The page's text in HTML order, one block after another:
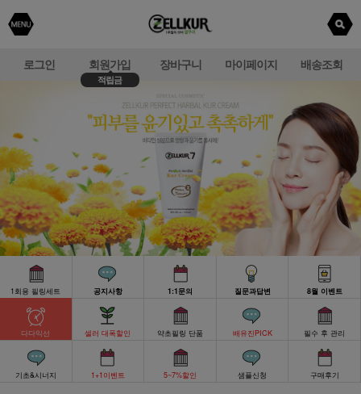
로그인 회원가입
적립금
장바구니 마이페이지 배송조회
1회용 필링세트 공지사항 1:1문의 질문과답변 8월 이벤트
다다익선 셀러 대폭할인 약초필링 단품 배유진PICK 필수 후 관리
기초&시너지 1+1이벤트 5~7%할인 샘플신청 구매후기